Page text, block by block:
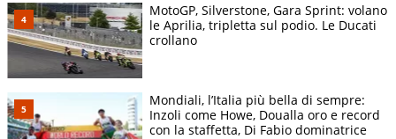
MotoGP, Silverstone, Gara Sprint: volano
le Aprilia, tripletta sul podio. Le Ducati
crollano
Mondiali, l’Italia più bella di sempre:
Inzoli come Howe, Doualla oro e record
con la staffetta, Di Fabio dominatrice